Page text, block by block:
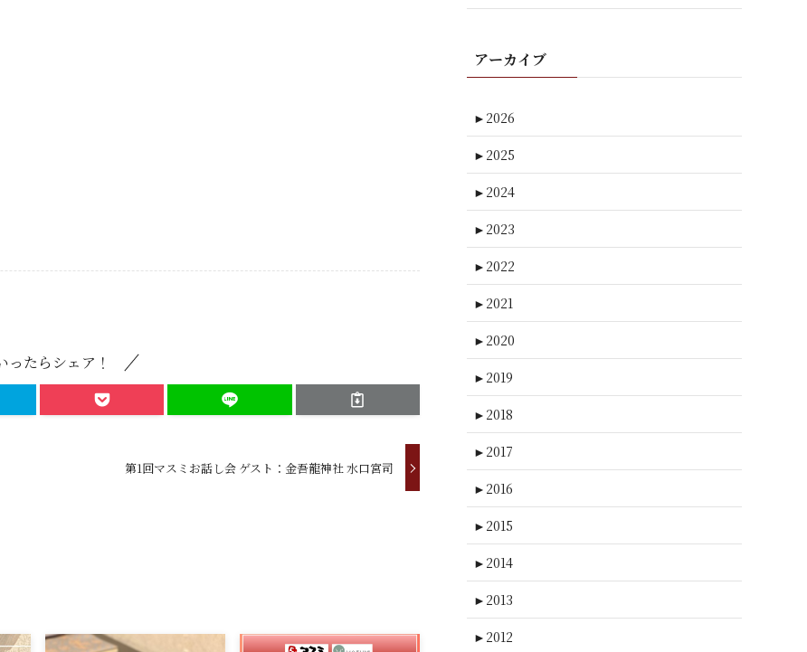
ったらシェア！
第1回マスミお話し会 ゲスト：金吾龍神社 水口宮司
アーカイブ
► 2026
► 2025
► 2024
► 2023
► 2022
► 2021
► 2020
► 2019
► 2018
► 2017
► 2016
► 2015
► 2014
► 2013
► 2012